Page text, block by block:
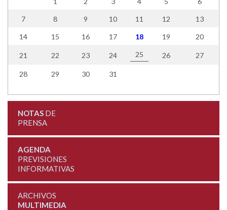
7 8 9 10 11 12 13
14 15 16 17 18 19 20
21 22 23 24 25 26 27
28 29 30 31
NOTASDE
PRENSA
AGENDA
PREVISIONES
INFORMATIVAS
ARCHIVOS
MULTIMEDIA